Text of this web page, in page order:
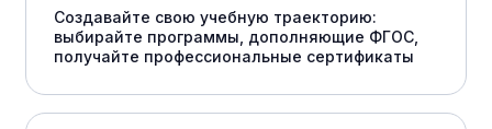
Создавайте свою учебную траекторию:
выбирайте программы, дополняющие ФГОС,
получайте профессиональные сертификаты